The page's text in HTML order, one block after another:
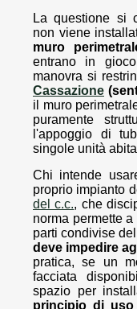
La questione si
non viene
muro
entrano in
manovra si
Cassazione
il muro
puramente
l'appoggio di
singole unità
Chi intende
proprio impianto
del c.c., che
norma permette
parti condivise
deve impedire
pratica, se un
facciata
spazio per
principio di uso